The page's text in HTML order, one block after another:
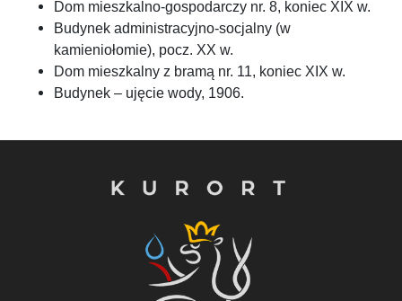
Dom mieszkalno-gospodarczy nr. 8, koniec XIX w.
Budynek administracyjno-socjalny (w
kamieniołomie), pocz. XX w.
Dom mieszkalny z bramą nr. 11, koniec XIX w.
Budynek – ujęcie wody, 1906.